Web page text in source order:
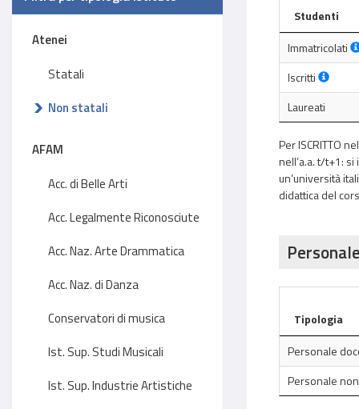
Atenei
Statali
Non statali
AFAM
Acc. di Belle Arti
Acc. Legalmente Riconosciute
Acc. Naz. Arte Drammatica
Acc. Naz. di Danza
Conservatori di musica
Ist. Sup. Studi Musicali
Ist. Sup. Industrie Artistiche
Studenti
Immatricolati
Iscritti
Laureati
Per ISCRITTO
nell’a.a. t/t+1:
un’università
didattica del
Tipologia
Personale
Personale